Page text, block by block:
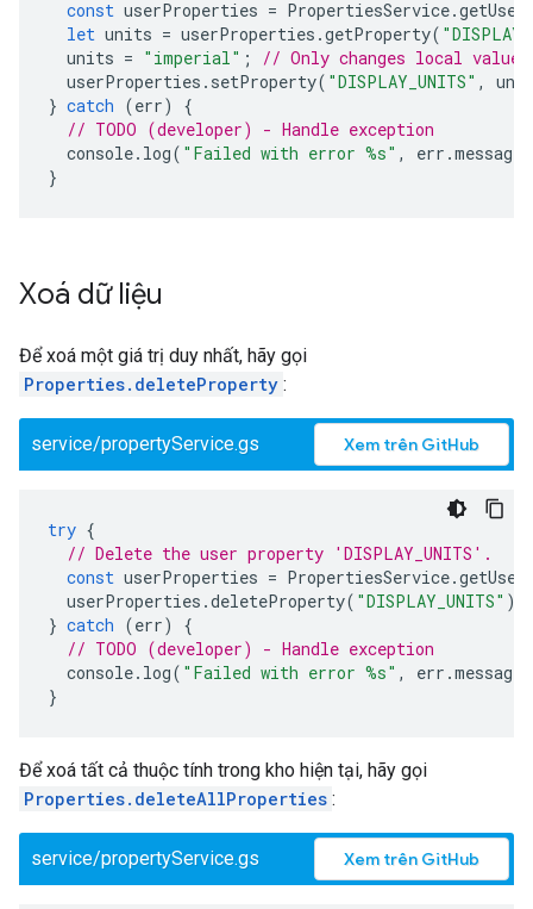
const userProperties = PropertiesService.
let units = userProperties .getProperty(
units = "imperial" ;
// Only changes local
userProperties . setProperty( "DISPLAY_UNITS" ,
} catch (err)
{
// TODO (developer) - Handle exception
console. log( "Failed with error %s" , err .message
}
Xoá dữ liệu
Để xoá một giá trị duy nhất, hãy gọi
Properties.deleteProperty :
service/propertyService.gs Xem trên GitHub
try {
// Delete the user property 'DISPLAY_UNITS'.
const userProperties = PropertiesService.
userProperties .deleteProperty( "DISPLAY_UNITS" );
} catch (err)
{
// TODO (developer) - Handle exception
console. log( "Failed with error %s" , err .message
}
Để xoá tất cả thuộc tính trong kho hiện tại, hãy gọi
Properties.deleteAllProperties :
service/propertyService.gs Xem trên GitHub